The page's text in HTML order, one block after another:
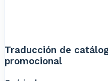
Traducción de
promocional